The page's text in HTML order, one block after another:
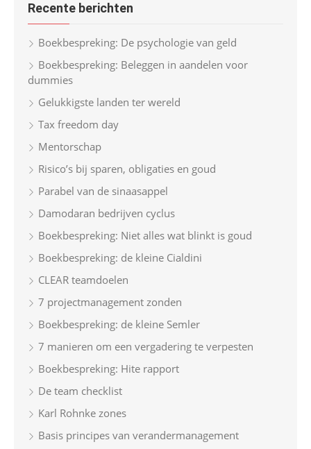
c
f
o
r
:
Recente berichten
Boekbespreking: De psychologie van geld
Boekbespreking: Beleggen in aandelen voor
dummies
Gelukkigste landen ter wereld
Tax freedom day
Mentorschap
Risico’s bij sparen, obligaties en goud
Parabel van de sinaasappel
Damodaran bedrijven cyclus
Boekbespreking: Niet alles wat blinkt is goud
Boekbespreking: de kleine Cialdini
CLEAR teamdoelen
7 projectmanagement zonden
Boekbespreking: de kleine Semler
7 manieren om een vergadering te verpesten
Boekbespreking: Hite rapport
De team checklist
Karl Rohnke zones
Basis principes van verandermanagement